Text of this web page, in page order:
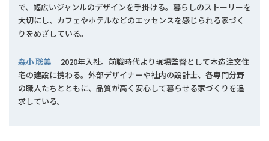
で、幅広いジャンルのデザインを手掛ける。暮らしのストーリーを
大切にし、カフェやホテルなどのエッセンスを感じられる家づく
りをめざしている。
森小 聡美 2020年入社。前職時代より現場監督として木造注文住
宅の建設に携わる。外部デザイナーや社内の設計士、各専門分野
の職人たちとともに、品質が高く安心して暮らせる家づくりを追
求している。